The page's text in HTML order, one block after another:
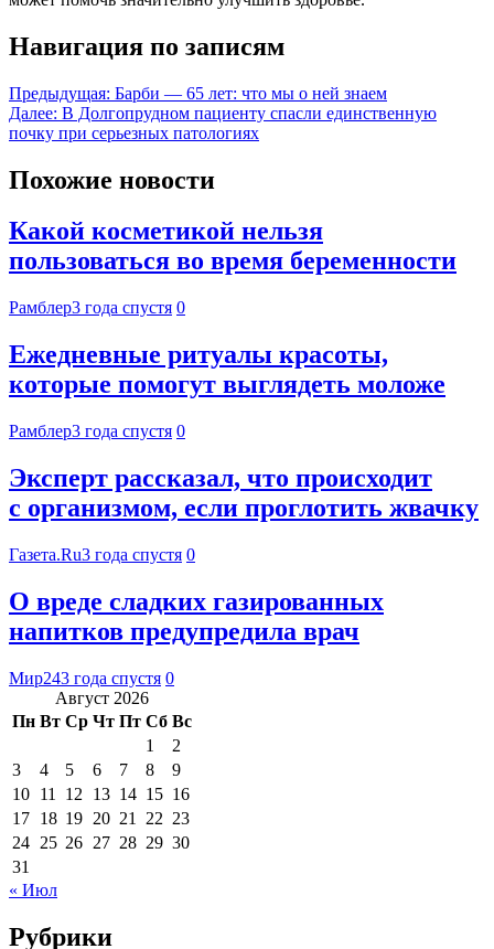
Навигация по записям
Предыдущая: Барби — 65 лет: что мы о ней знаем
Далее: В Долгопрудном пациенту спасли единственную
почку при серьезных патологиях
Похожие новости
Какой косметикой нельзя
пользоваться во время беременности
Рамблер3 года спустя 0
Ежедневные ритуалы красоты,
которые помогут выглядеть моложе
Рамблер3 года спустя 0
Эксперт рассказал, что происходит
с организмом, если проглотить жвачку
Газета.Ru3 года спустя 0
О вреде сладких газированных
напитков предупредила врач
Мир243 года спустя 0
Август 2026
Пн Вт Ср Чт Пт Сб Вс
1
2
3
4 5 6 7 8
9
10 11 12 13 14 15 16
17 18 19 20 21 22 23
24 25 26 27 28 29 30
31
« Июл
Рубрики